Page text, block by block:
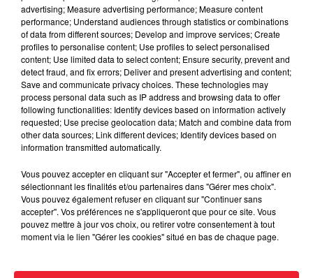
advertising; Measure advertising performance; Measure content
performance; Understand audiences through statistics or combinations
of data from different sources; Develop and improve services; Create
profiles to personalise content; Use profiles to select personalised
content; Use limited data to select content; Ensure security, prevent and
detect fraud, and fix errors; Deliver and present advertising and content;
Save and communicate privacy choices. These technologies may
process personal data such as IP address and browsing data to offer
following functionalities: Identify devices based on information actively
requested; Use precise geolocation data; Match and combine data from
other data sources; Link different devices; Identify devices based on
information transmitted automatically.
Vous pouvez accepter en cliquant sur "Accepter et fermer", ou affiner en
sélectionnant les finalités et/ou partenaires dans "Gérer mes choix".
Vous pouvez également refuser en cliquant sur "Continuer sans
accepter". Vos préférences ne s'appliqueront que pour ce site. Vous
pouvez mettre à jour vos choix, ou retirer votre consentement à tout
moment via le lien "Gérer les cookies" situé en bas de chaque page.